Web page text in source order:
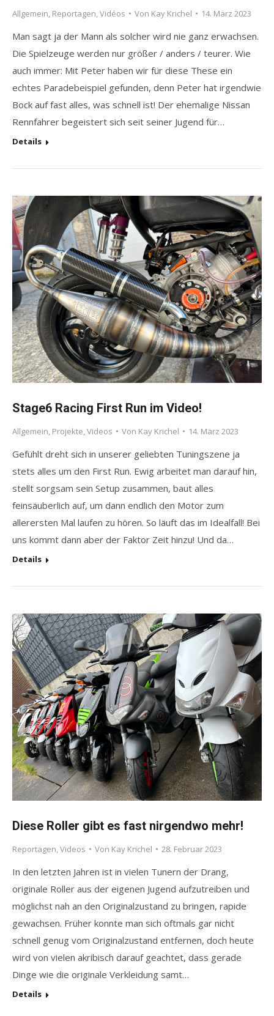
Allgemein, Reportagen,Vidéos Von Kay Krichel 14. März 2023
Man sagt ja der Mann als solcher wird nie ganz erwachsen.
Die Spielzeuge werden nur größer / anders / teurer. Wie
auch immer: Mit Peter haben wir für diese These ein
echtes Paradebeispiel gefunden, denn Peter hat irgendwie
Bock auf fast alles, was schnell ist! Der ehemalige Nissan
Rennfahrer begeistert sich seit seiner Jugend für…
Details
Stage6 Racing First Run im Video!
Allgemein, Projekte,Videos Von Kay Krichel 14. März 2023
Gefühlt dreht sich in unserer geliebten Tuningszene ja
stets alles um den First Run. Ewig arbeitet man darauf hin,
stellt sorgsam sein Setup zusammen, baut alles
feinsäuberlich auf, um dann endlich den Motor zum
allerersten Mal laufen zu hören. So läuft das im Idealfall! Bei
uns kommt dann aber der Faktor Zeit hinzu! Und da…
Details
Diese Roller gibt es fast nirgendwo mehr!
Reportagen,Videos Von Kay Krichel 28. Februar 2023
In den letzten Jahren ist in vielen Tunern der Drang,
originale Roller aus der eigenen Jugend aufzutreiben und
möglichst nah an den Originalzustand zu bringen, rapide
gewachsen. Früher konnte man sich oftmals gar nicht
schnell genug vom Originalzustand entfernen, doch heute
wird von vielen akribisch darauf geachtet, dass gerade
Dinge wie die originale Verkleidung samt…
Details